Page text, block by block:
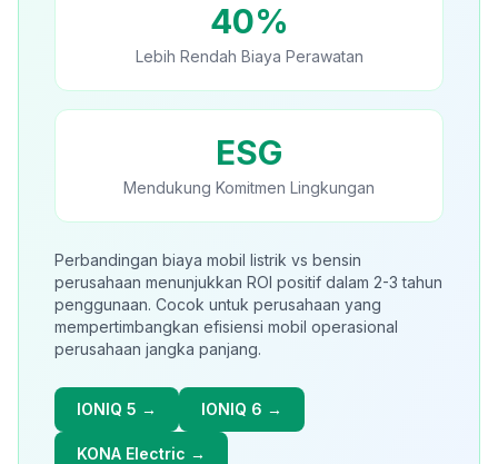
40%
Lebih Rendah Biaya Perawatan
ESG
Mendukung Komitmen Lingkungan
Perbandingan biaya mobil listrik vs bensin
perusahaan menunjukkan ROI positif dalam 2-3 tahun
penggunaan. Cocok untuk perusahaan yang
mempertimbangkan efisiensi mobil operasional
perusahaan jangka panjang.
IONIQ 5 → IONIQ 6 →
KONA Electric →